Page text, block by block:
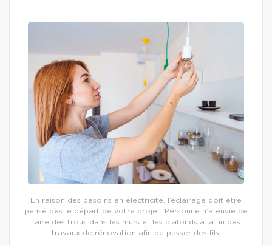
En raison des besoins en électricité, l’éclairage doit être
pensé dès le départ de votre projet. Personne n’a envie de
faire des trous dans les murs et les plafonds à la fin des
travaux de rénovation afin de passer des fils!